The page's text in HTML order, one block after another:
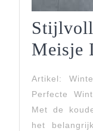
Meisje
Artikel:
Perfecte
Met de
het